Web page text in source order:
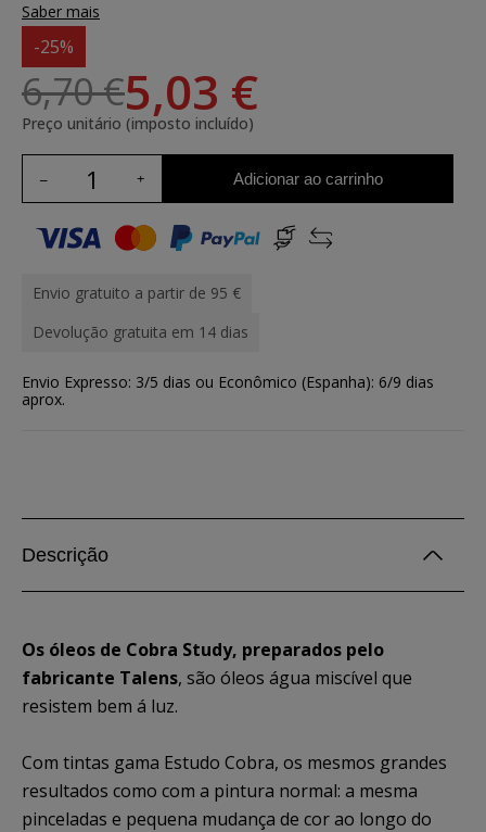
Saber mais
-25%
6,70 €5,03 €
Preço unitário (imposto incluído)
Adicionar ao carrinho
Envio gratuito a partir de 95 €
Devolução gratuita em 14 dias
Envio Expresso: 3/5 dias ou Econômico (Espanha): 6/9 dias
aprox.
Descrição
Os óleos de Cobra Study, preparados pelo
fabricante Talens, são óleos água miscível que
resistem bem á luz.
Com tintas gama Estudo Cobra, os mesmos grandes
resultados como com a pintura normal: a mesma
pinceladas e pequena mudança de cor ao longo do